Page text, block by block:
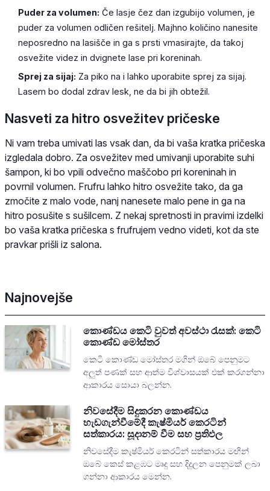
Puder za volumen: Če lasje čez dan izgubijo volumen, je
puder za volumen odličen rešitelj. Majhno količino nanesite
neposredno na lasišče in ga s prsti vmasirajte, da takoj
osvežite videz in dvignete lase pri koreninah.
Sprej za sijaj: Za piko na i lahko uporabite sprej za sijaj.
Lasem bo dodal zdrav lesk, ne da bi jih obtežil.
Nasveti za hitro osvežitev pričeske
Ni vam treba umivati las vsak dan, da bi vaša kratka pričeska
izgledala dobro. Za osvežitev med umivanji uporabite suhi
šampon, ki bo vpili odvečno maščobo pri koreninah in
povrnil volumen. Frufru lahko hitro osvežite tako, da ga
zmočite z malo vode, nanj nanesete malo pene in ga na
hitro posušite s sušilcem. Z nekaj spretnosti in pravimi izdelki
bo vaša kratka pričeska s frufrujem vedno videti, kot da ste
pravkar prišli iz salona.
Najnovejše
කොණ්ඩය කෙටි වුවත් අවස්ථා රැසක්: කෙටි
කොණ්ඩ මෝස්තර
කෙටි කොණ්ඩ මෝස්තර මගින් ඔබේ පෙනුමට
අලුත් පණක් සහ ආත්ම විශ්වාසයක් එක් කරගන්නා
ආකාරය සොයා බලන්න.
නිවසේදීම සිදුකරන කොණ්ඩය
හැඩගැන්වීමේදී කැෂ්මියර් කෙරටින්
සත්කාරය: සූදානම් වීම සහ ප්‍රතිඵල
නිවසේදීම කැෂ්මියර් කෙරටින් සත්කාරය මඟින්
ඔබේ කෙස් කළඹට මෘදු සහ දිදුලන පෙනුමක් ලබා
ගන්නා ආකාරය මෙන්න.